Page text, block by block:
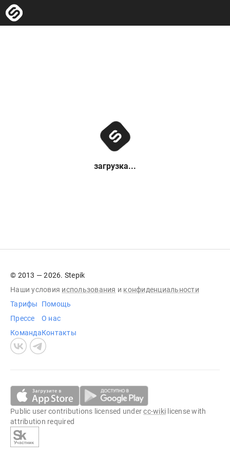
загрузка...
© 2013 — 2026. Stepik
Наши условия использования и конфиденциальности
Тарифы
Прессе
Команда
Помощь
О нас
Контакты
Public user contributions licensed undercc-wiki license with
attribution required